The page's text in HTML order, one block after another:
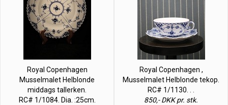
Royal Copenhagen
Musselmalet Helblonde
middags tallerken.
RC# 1/1084. Dia. :25cm.
Royal Copenhagen ,
Musselmalet Helblonde tekop.
RC# 1/1130. . .
850,- DKK pr. stk.